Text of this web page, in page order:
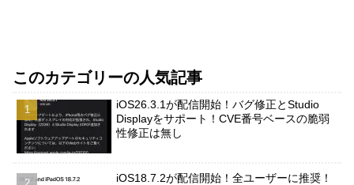
このカテゴリーの人気記事
iOS26.3.1が配信開始！バグ修正とStudio
Displayをサポート！CVE番号ベースの脆弱
性修正は無し
iOS18.7.2が配信開始！全ユーザーに推奨！